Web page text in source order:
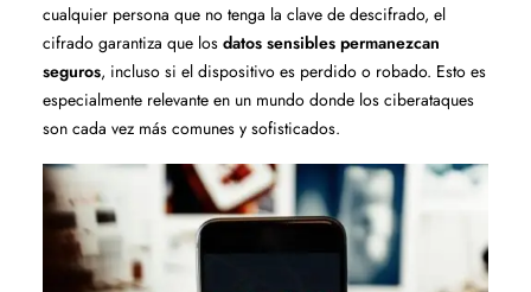
cualquier persona que no tenga la clave de descifrado, el
cifrado garantiza que los datos sensibles permanezcan
seguros, incluso si el dispositivo es perdido o robado. Esto es
especialmente relevante en un mundo donde los ciberataques
son cada vez más comunes y sofisticados.